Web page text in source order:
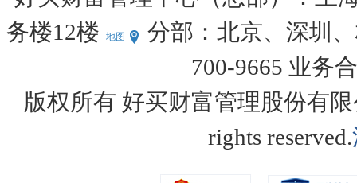
务楼12楼
地图
分部：北京、深圳
700-9665 业务
版权所有 好买财富管理股份有
rights reserved.